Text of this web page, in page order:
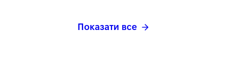
Показати все